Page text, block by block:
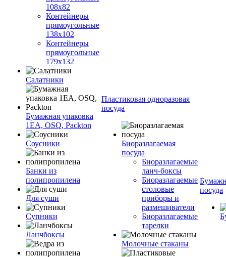
108х82
Контейнеры
прямоугольные
138х102
Контейнеры
прямоугольные
179х132
Салатники
Бумажная упаковка
1ЕА, OSQ, Packton
Соусники
Банки из
полипропилена
Для суши
Супники
Ланчбоксы
Пластиковая одноразовая
посуда
Биоразлагаемая
посуда
Биоразлагаемые
ланч-боксы
Биоразлагаемые
столовые
приборы и
размешиватели
Биоразлагаемые
тарелки
Молочные стаканы
посуда